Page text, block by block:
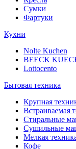
Сумки
Фартуки
Кухни
Nolte Kuchen
BEECK
Lottocento
Бытовая техника
Крупная
Встраиваемая
Стиральные
Сушильные
Мелкая
Кофе